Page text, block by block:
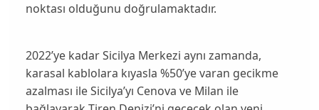
noktası olduğunu doğrulamaktadır.
2022’ye kadar Sicilya Merkezi aynı zamanda,
karasal kablolara kıyasla %50’ye varan gecikme
azalması ile Sicilya’yı Cenova ve Milan ile